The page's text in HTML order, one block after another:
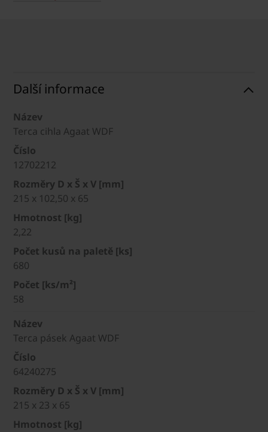
Další informace
Název
Terca cihla Agaat WDF
Číslo
12702212
Rozměry D x Š x V [mm]
215 x 102,50 x 65
Hmotnost [kg]
2,22
Počet kusů na paletě [ks]
680
Počet [ks/m²]
58
Název
Terca pásek Agaat WDF
Číslo
64240275
Rozměry D x Š x V [mm]
215 x 23 x 65
Hmotnost [kg]